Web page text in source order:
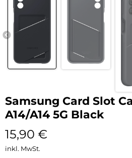
Samsung Card Slot
A14/A14 5G Black
15,90 €
inkl. MwSt.